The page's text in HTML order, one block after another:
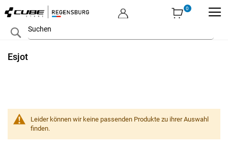
Inhalt
Search
Esjot
Leider können wir keine passenden Produkte zu ihrer Auswahl
finden.